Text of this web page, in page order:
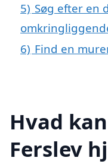
5) Søg efter en
6) Find en
Hvad
Ferslev